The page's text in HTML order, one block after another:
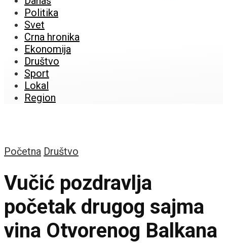
Politika
Svet
Crna hronika
Ekonomija
Društvo
Sport
Lokal
Region
Početna Društvo
Vučić pozdravlja
početak drugog sajma
vina Otvorenog Balkana